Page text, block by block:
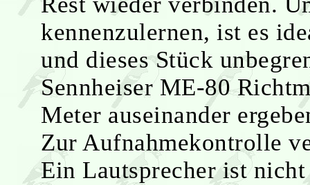
kennenzulernen, ist es
und dieses Stück
Sennheiser ME-80
Meter auseinander
Zur Aufnahmekontrolle
Ein Lautsprecher ist